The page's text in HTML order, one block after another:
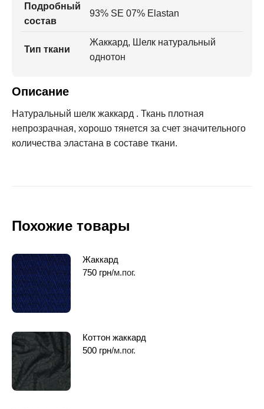
Подробный
состав
93% SE 07% Elastan
Тип ткани
Жаккард, Шелк натуральный
однотон
Описание
Натуральный шелк жаккард . Ткань плотная
непрозрачная, хорошо тянется за счет значительного
количества эластана в составе ткани.
Похожие товары
Жаккард
750 грн/м.пог.
Коттон жаккард
500 грн/м.пог.